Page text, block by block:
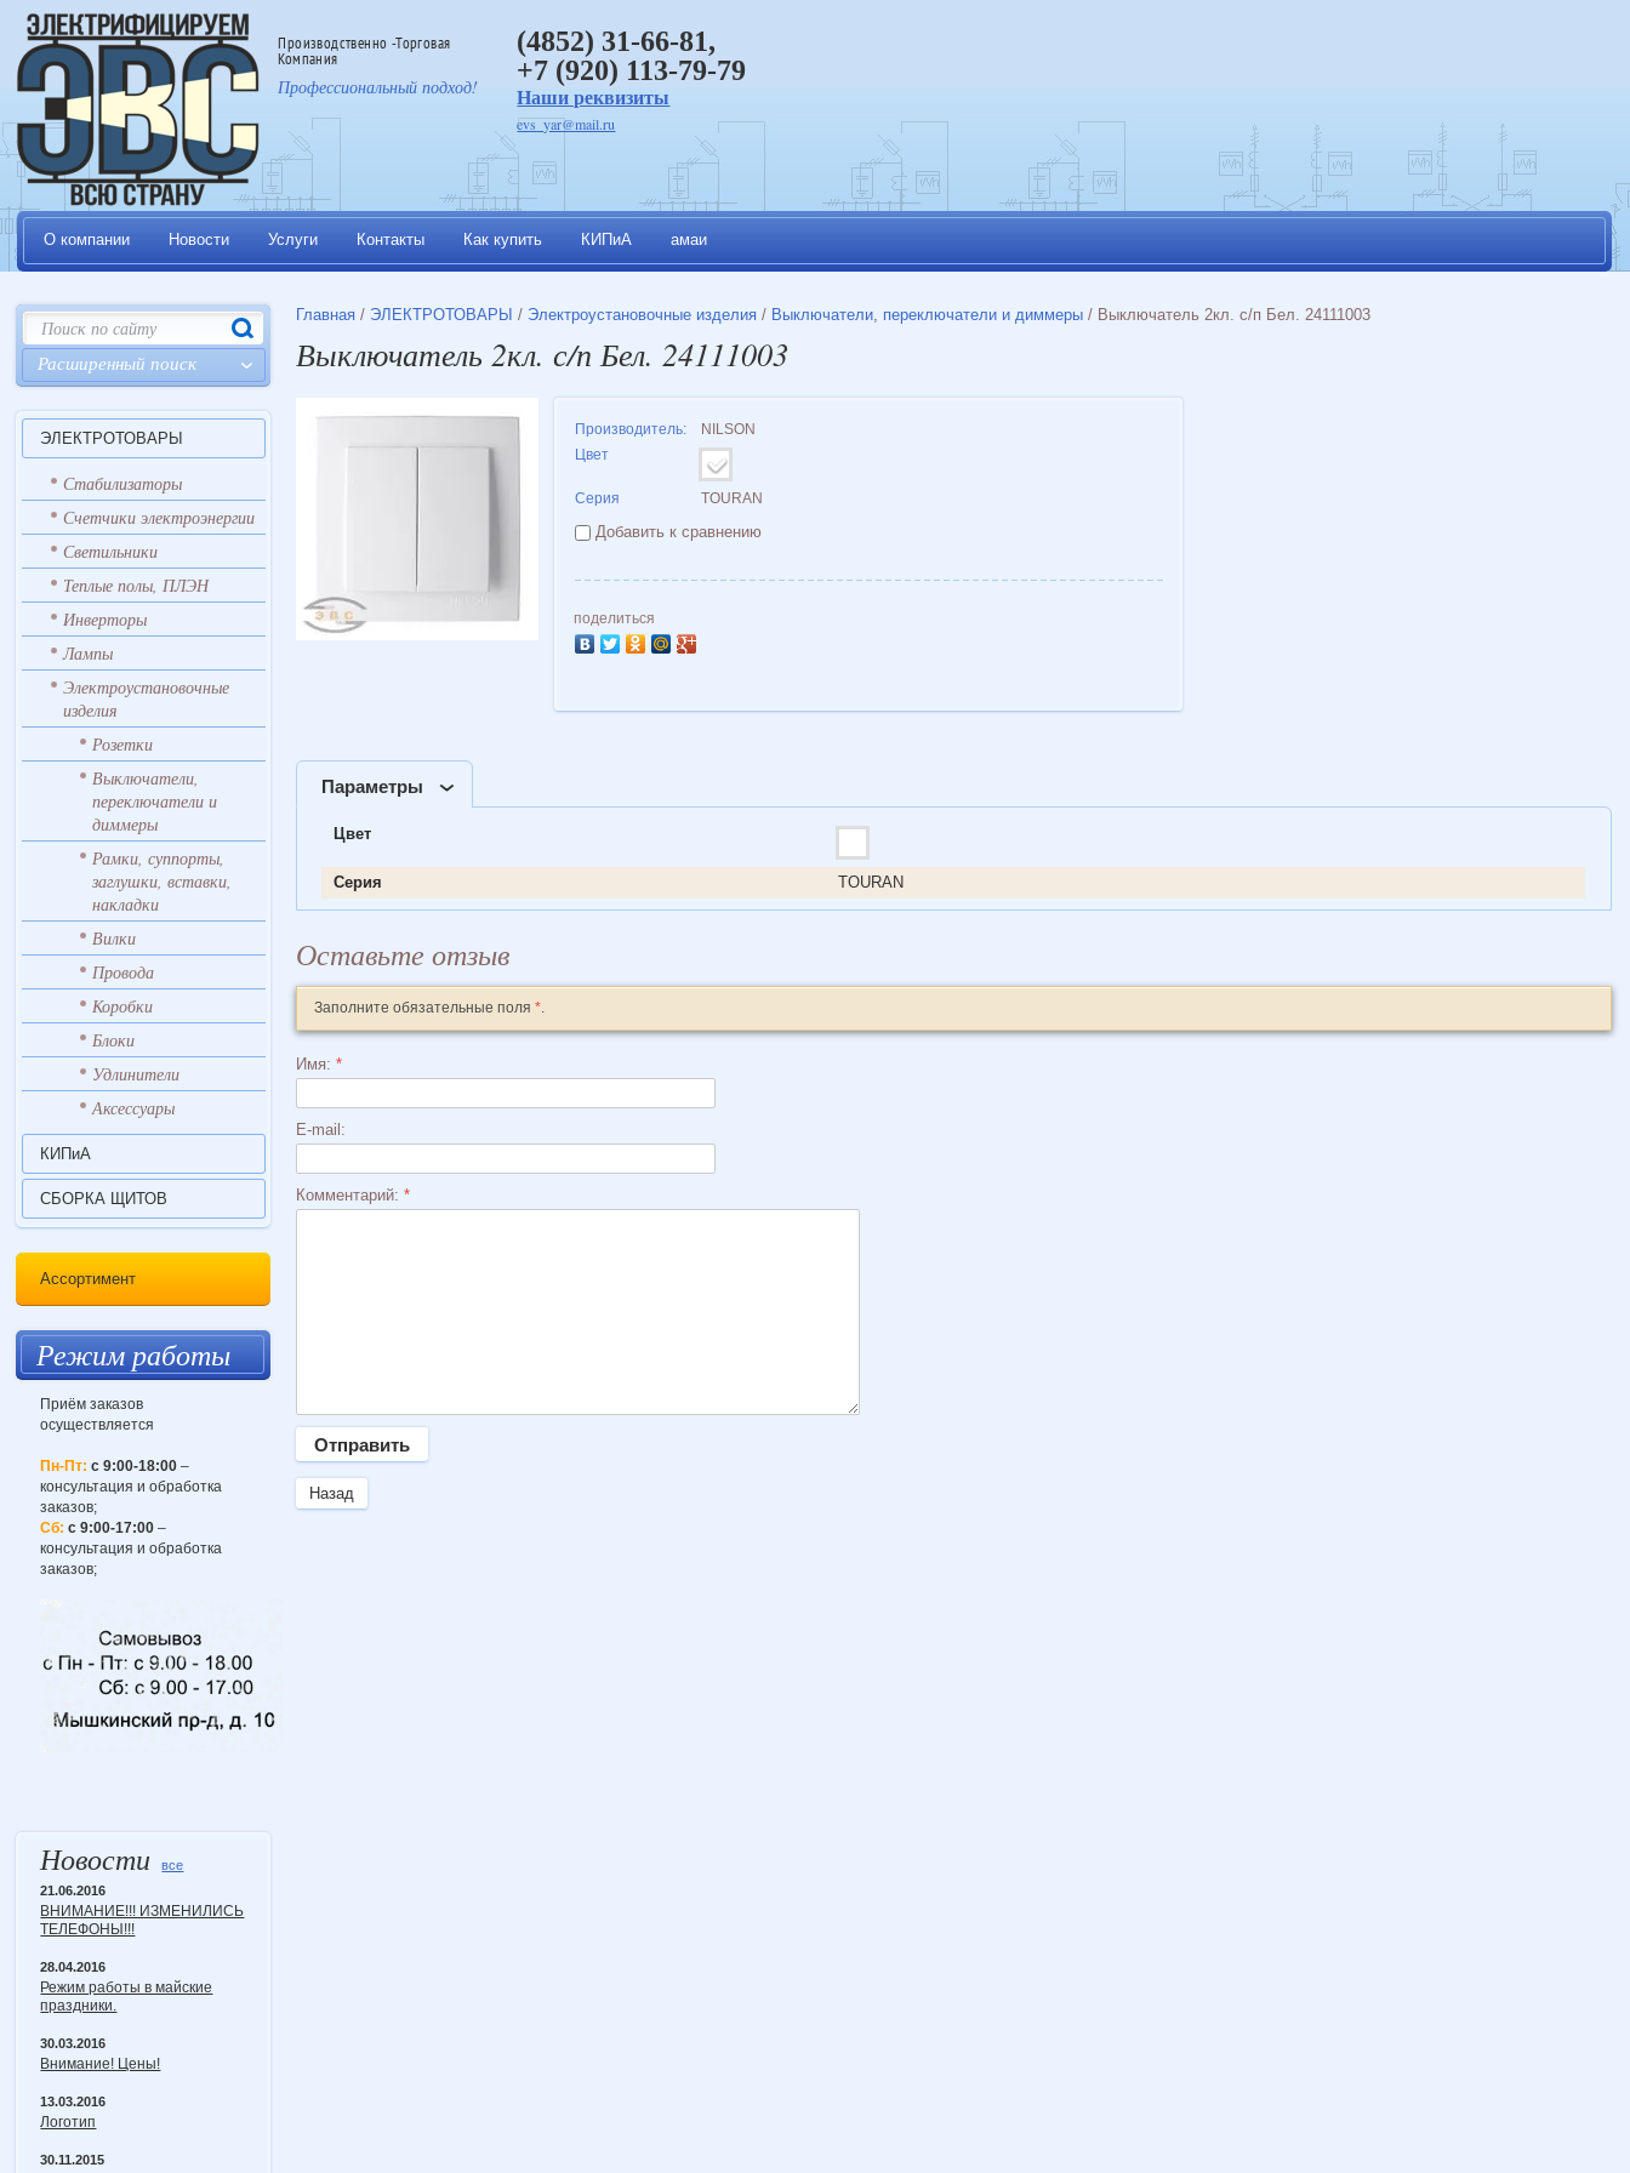
Производственно -Торговая
Компания
Профессиональный подход!
(4852) 31-66-81,
+7 (920) 113-79-79
Наши реквизиты
evs_yar@mail.ru
О компании Новости Услуги Контакты Как купить КИПиА амаи
Расширенный поиск
ЭЛЕКТРОТОВАРЫ
Стабилизаторы
Счетчики электроэнергии
Светильники
Теплые полы, ПЛЭН
Инверторы
Лампы
Электроустановочные
изделия
Розетки
Выключатели,
переключатели и
диммеры
Рамки, суппорты,
заглушки, вставки,
накладки
Вилки
Провода
Коробки
Блоки
Удлинители
Аксессуары
КИПиА
СБОРКА ЩИТОВ
Ассортимент
Режим работы
Приём заказов
осуществляется
Пн-Пт: с 9:00-18:00 –
консультация и обработка
заказов;
Сб: с 9:00-17:00 –
консультация и обработка
заказов;
Новости
все
21.06.2016
ВНИМАНИЕ!!! ИЗМЕНИЛИСЬ
ТЕЛЕФОНЫ!!!
28.04.2016
Режим работы в майские
праздники.
30.03.2016
Внимание! Цены!
13.03.2016
Логотип
30.11.2015
Главная / ЭЛЕКТРОТОВАРЫ / Электроустановочные изделия / Выключатели, переключатели и диммеры / Выключатель 2кл. с/п Бел. 24111003
Выключатель 2кл. с/п Бел. 24111003
Производитель:
NILSON
Цвет
Серия TOURAN
Добавить к сравнению
поделиться
Параметры
Цвет
Серия TOURAN
Оставьте отзыв
Заполните обязательные поля*.
Имя:*
E-mail:
Комментарий:*
Назад